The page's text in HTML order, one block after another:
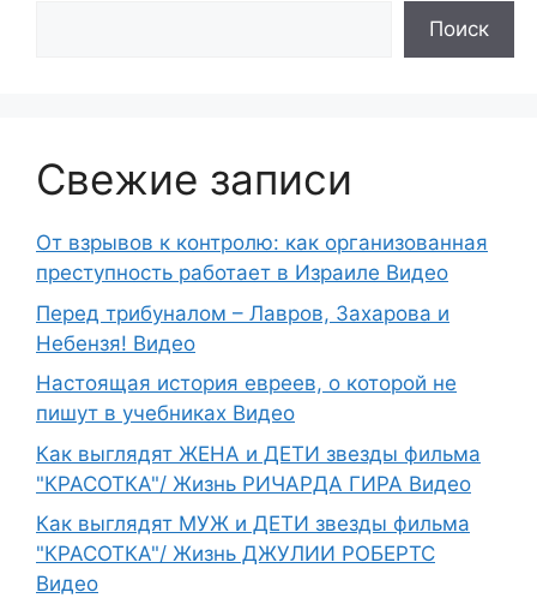
Поиск
Свежие записи
От взрывов к контролю: как организованная
преступность работает в Израиле Видео
Перед трибуналом – Лавров, Захарова и
Небензя! Видео
Настоящая история евреев, о которой не
пишут в учебниках Видео
Как выглядят ЖЕНА и ДЕТИ звезды фильма
"КРАСОТКА"/ Жизнь РИЧАРДА ГИРА Видео
Как выглядят МУЖ и ДЕТИ звезды фильма
"КРАСОТКА"/ Жизнь ДЖУЛИИ РОБЕРТС
Видео